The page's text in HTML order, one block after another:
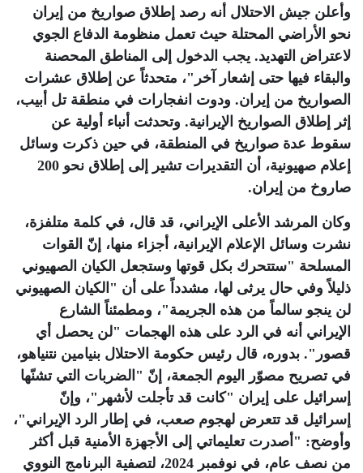
وأعلن جيش الاحتلال أنه رصد إطلاق صواريخ من إيران
نحو الأراضي المحتلة حيث تعمل منظومة الدفاع الجوي
لاعتراض التهديد. يجب الدخول إلى المناطق المحصنة
والبقاء فيها حتى إشعار آخر"، متحدثاً عن إطلاق عشرات
الصواريخ من إيران. ودوت انفجارات في منطقة تل أبيب،
إثر إطلاق الصواريخ الإيرانية. وتحدثت أنباء أولية عن
سقوط عدة صواريخ في المنطقة، في حين ذكرت وسائل
إعلام صهيونية، أن التقديرات تشير إلى إطلاق نحو 200
صاروخ من إيران.
وكان المرشد الأعلى الإيراني، قد قال، في كلمة متلفزة،
نشرت وسائل الإعلام الإيرانية، أجزاء منها، إنّ القوات
المسلحة "ستتحرك بكل قوتها وستجعل الكيان الصهيوني
ذليلاً وفي حال يرثى لها، مشدداً على أن "الكيان الصهيوني
لن ينجو سالماً من هذه الجريمة"، ومطمئناً الشارع
الإيراني أنه في الرد على هذه الهجمات "لن يحصل أي
قصور". بدوره، قال رئيس حكومة الاحتلال بنيامين نتنياهو،
في تصريح مصوّر اليوم الجمعة، إنّ "الضربات التي تشنّها
إسرائيل على إيران "كانت قد تأجلت لأشهر"، وإنّ
إسرائيل قد تتعرض لهجوم صعب، في إطار الرد الإيراني"،
وأوضح: "أصدرت تعليماتي إلى الأجهزة الأمنية قبل أكثر
من نصف عام، في نوفمبر 2024، لتصفية البرنامج النووي